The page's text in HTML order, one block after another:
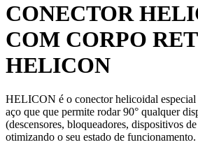
CONECTOR
COM CORPO
HELICON
HELICON é o conector helicoidal
aço que que permite rodar 90° qualquer
(descensores, bloqueadores, dispositivos
otimizando o seu estado de funcionamento.